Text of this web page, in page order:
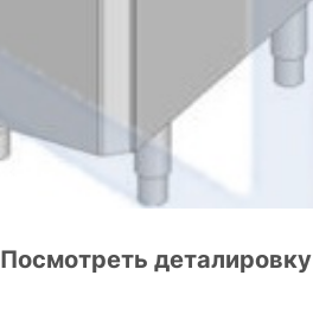
Посмотреть деталировку